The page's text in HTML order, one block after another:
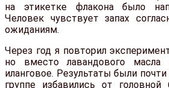
на этикетке флакона было
Человек чувствует запах
ожиданиям.
Через год я повторил
но вместо лавандового масла
иланговое. Результаты были
группе избавились от